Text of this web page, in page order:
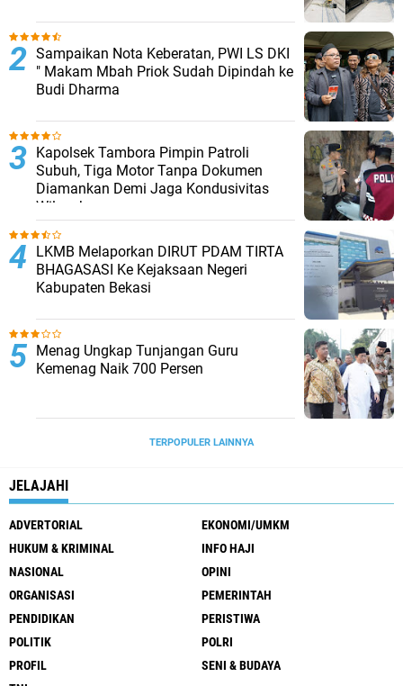
Sampaikan Nota Keberatan, PWI LS DKI
" Makam Mbah Priok Sudah Dipindah ke
Budi Dharma
Kapolsek Tambora Pimpin Patroli
Subuh, Tiga Motor Tanpa Dokumen
Diamankan Demi Jaga Kondusivitas
Wilayah
LKMB Melaporkan DIRUT PDAM TIRTA
BHAGASASI Ke Kejaksaan Negeri
Kabupaten Bekasi
Menag Ungkap Tunjangan Guru
Kemenag Naik 700 Persen
TERPOPULER LAINNYA
JELAJAHI
ADVERTORIAL
EKONOMI/UMKM
HUKUM & KRIMINAL
INFO HAJI
NASIONAL
OPINI
ORGANISASI
PEMERINTAH
PENDIDIKAN
PERISTIWA
POLITIK
POLRI
PROFIL
SENI & BUDAYA